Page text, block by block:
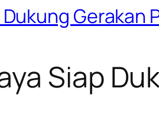
Gerakan
Siap